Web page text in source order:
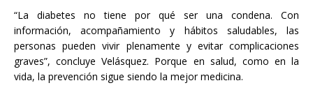
“La diabetes no tiene por qué ser una condena. Con
información, acompañamiento y hábitos saludables, las
personas pueden vivir plenamente y evitar complicaciones
graves”, concluye Velásquez. Porque en salud, como en la
vida, la prevención sigue siendo la mejor medicina.